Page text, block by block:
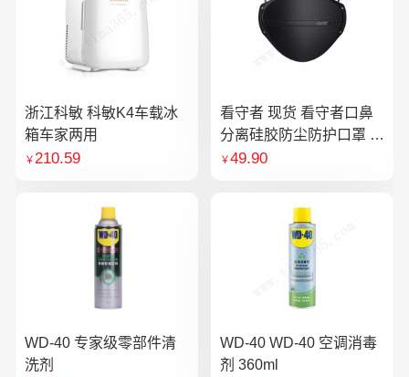
浙江科敏 科敏K4车载冰
箱车家两用
￥210.59
看守者 现货 看守者口鼻
分离硅胶防尘防护口罩 1
个口罩含10片滤芯
￥49.90
WD-40 专家级零部件清
洗剂
WD-40 WD-40 空调消毒
剂 360ml